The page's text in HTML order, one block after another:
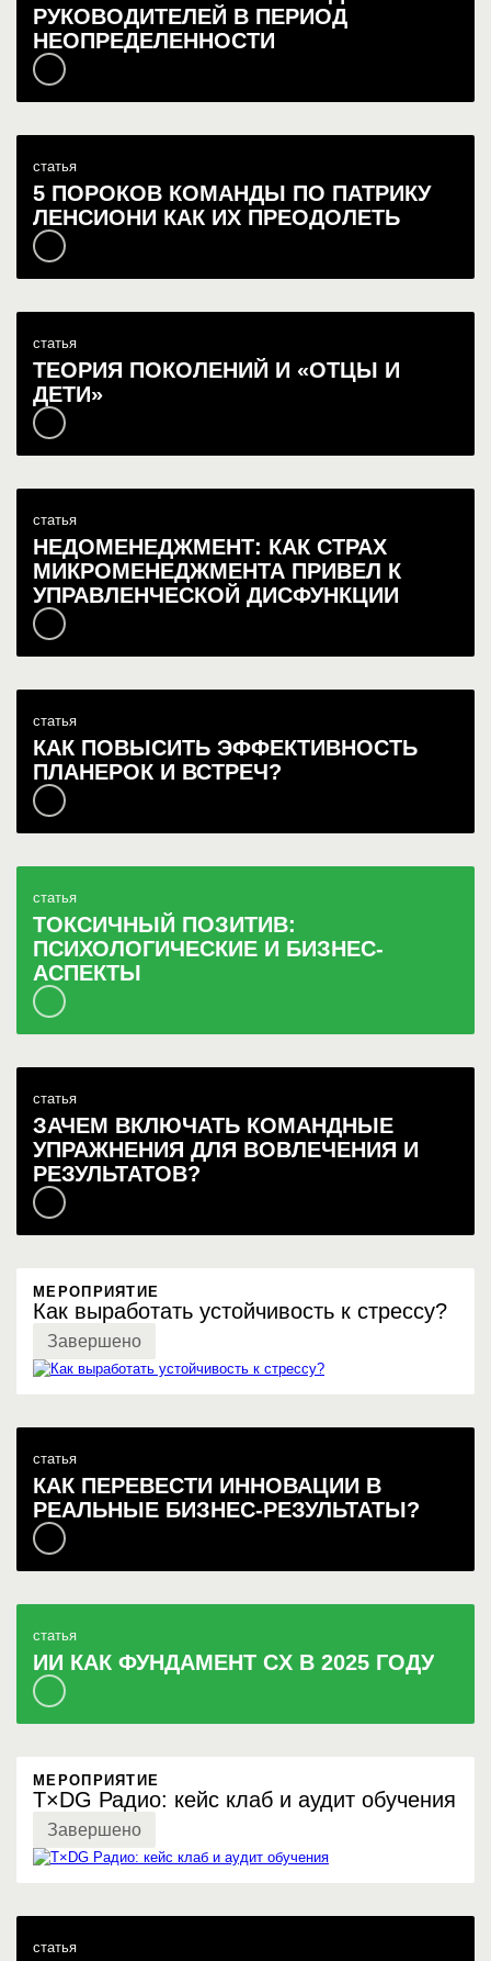
РУКОВОДИТЕЛЕЙ В ПЕРИОД
НЕОПРЕДЕЛЕННОСТИ
статья
5 ПОРОКОВ КОМАНДЫ ПО ПАТРИКУ
ЛЕНСИОНИ КАК ИХ ПРЕОДОЛЕТЬ
статья
ТЕОРИЯ ПОКОЛЕНИЙ И «ОТЦЫ И
ДЕТИ»
статья
НЕДОМЕНЕДЖМЕНТ: КАК СТРАХ
МИКРОМЕНЕДЖМЕНТА ПРИВЕЛ К
УПРАВЛЕНЧЕСКОЙ ДИСФУНКЦИИ
статья
КАК ПОВЫСИТЬ ЭФФЕКТИВНОСТЬ
ПЛАНЕРОК И ВСТРЕЧ?
статья
ТОКСИЧНЫЙ ПОЗИТИВ:
ПСИХОЛОГИЧЕСКИЕ И БИЗНЕС-
АСПЕКТЫ
статья
ЗАЧЕМ ВКЛЮЧАТЬ КОМАНДНЫЕ
УПРАЖНЕНИЯ ДЛЯ ВОВЛЕЧЕНИЯ И
РЕЗУЛЬТАТОВ?
МЕРОПРИЯТИЕ
Как выработать устойчивость к стрессу?
Завершено
статья
КАК ПЕРЕВЕСТИ ИННОВАЦИИ В
РЕАЛЬНЫЕ БИЗНЕС-РЕЗУЛЬТАТЫ?
статья
ИИ КАК ФУНДАМЕНТ CX В 2025 ГОДУ
МЕРОПРИЯТИЕ
T×DG Радио: кейс клаб и аудит обучения
Завершено
статья